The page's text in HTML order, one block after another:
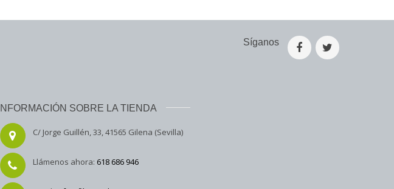
Síganos
INFORMACIÓN SOBRE LA TIENDA
C/ Jorge Guillén, 33, 41565 Gilena (Sevilla)
Llámenos ahora: 618 686 946